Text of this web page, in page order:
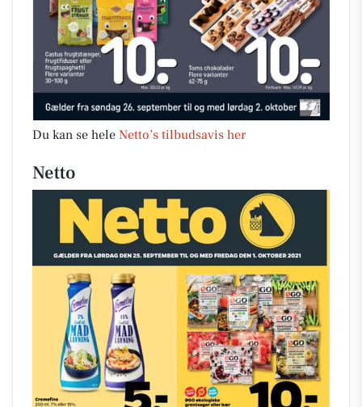
Du kan se hele Netto’s tilbudsavis her
Netto